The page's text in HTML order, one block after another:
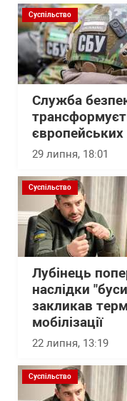
Суспільство
Служба
європейських
29 липня, 18:01
Суспільство
Лубінець
наслідки
закликав
мобілізації
22 липня, 13:19
Суспільство